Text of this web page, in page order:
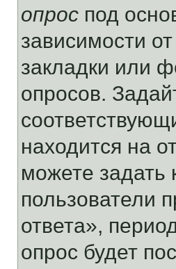
опрос под
зависимости
закладки или
опросов.
находится на
можете задать
пользователи
ответа»,
опрос будет